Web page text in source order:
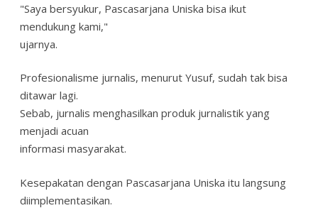
"Saya bersyukur, Pascasarjana Uniska bisa ikut
mendukung kami,"
ujarnya.
Profesionalisme jurnalis, menurut Yusuf, sudah tak bisa
ditawar lagi.
Sebab, jurnalis menghasilkan produk jurnalistik yang
menjadi acuan
informasi masyarakat.
Kesepakatan dengan Pascasarjana Uniska itu langsung
diimplementasikan.